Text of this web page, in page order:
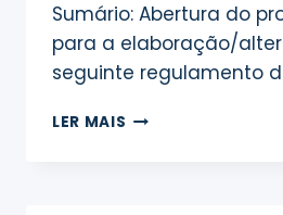
Sumário: Abertura do
para a elaboração/
seguinte regulamento
LER MAIS ABERTURA